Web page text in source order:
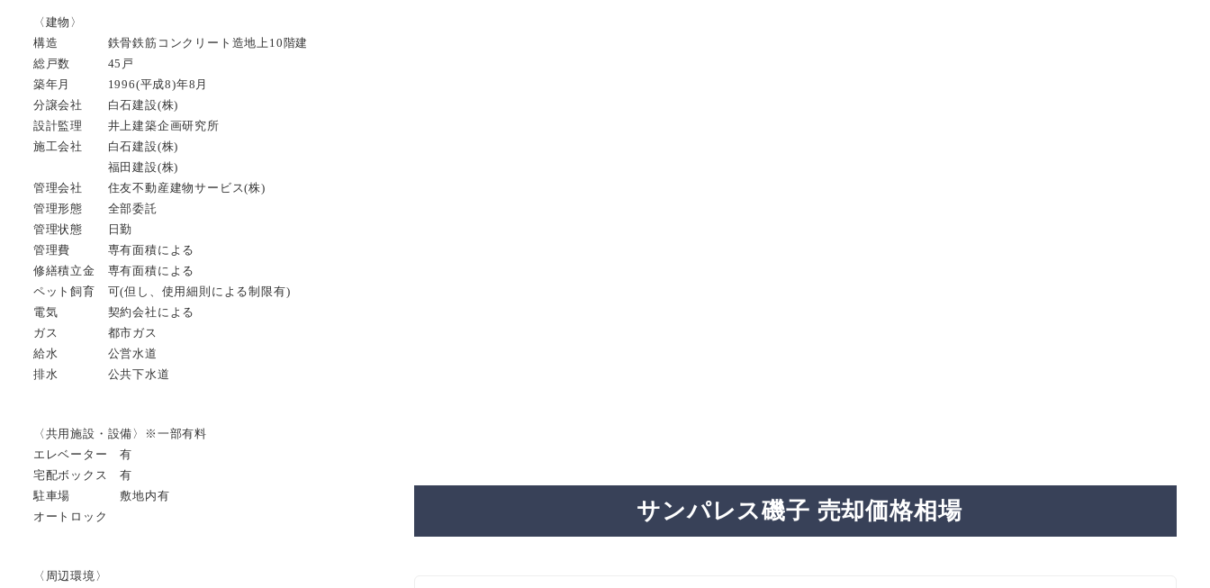
〈建物〉
構造 鉄骨鉄筋コンクリート造地上10階建
総戸数 45戸
築年月 1996(平成8)年8月
分譲会社 白石建設(株)
設計監理 井上建築企画研究所
施工会社 白石建設(株)
福田建設(株)
管理会社 住友不動産建物サービス(株)
管理形態 全部委託
管理状態 日勤
管理費 専有面積による
修繕積立金 専有面積による
ペット飼育 可(但し、使用細則による制限有)
電気 契約会社による
ガス 都市ガス
給水 公営水道
排水 公共下水道
〈共用施設・設備〉※一部有料
エレベーター 有
宅配ボックス 有
駐車場 敷地内有
オートロック
〈周辺環境〉
サンパレス磯子 売却価格相場